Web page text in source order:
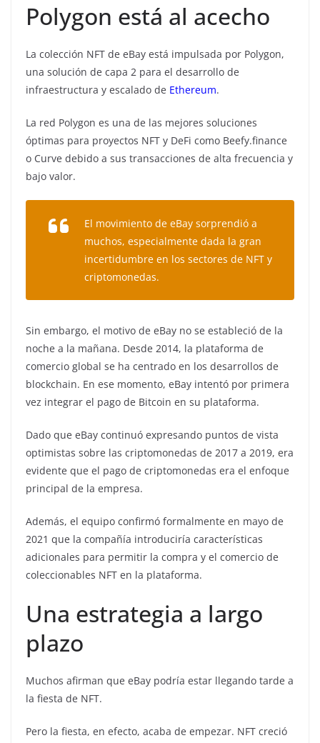
Polygon está al acecho
La colección NFT de eBay está impulsada por Polygon,
una solución de capa 2 para el desarrollo de
infraestructura y escalado de Ethereum.
La red Polygon es una de las mejores soluciones
óptimas para proyectos NFT y DeFi como Beefy.finance
o Curve debido a sus transacciones de alta frecuencia y
bajo valor.
El movimiento de eBay sorprendió a
muchos, especialmente dada la gran
incertidumbre en los sectores de NFT y
criptomonedas.
Sin embargo, el motivo de eBay no se estableció de la
noche a la mañana. Desde 2014, la plataforma de
comercio global se ha centrado en los desarrollos de
blockchain. En ese momento, eBay intentó por primera
vez integrar el pago de Bitcoin en su plataforma.
Dado que eBay continuó expresando puntos de vista
optimistas sobre las criptomonedas de 2017 a 2019, era
evidente que el pago de criptomonedas era el enfoque
principal de la empresa.
Además, el equipo confirmó formalmente en mayo de
2021 que la compañía introduciría características
adicionales para permitir la compra y el comercio de
coleccionables NFT en la plataforma.
Una estrategia a largo
plazo
Muchos afirman que eBay podría estar llegando tarde a
la fiesta de NFT.
Pero la fiesta, en efecto, acaba de empezar. NFT creció